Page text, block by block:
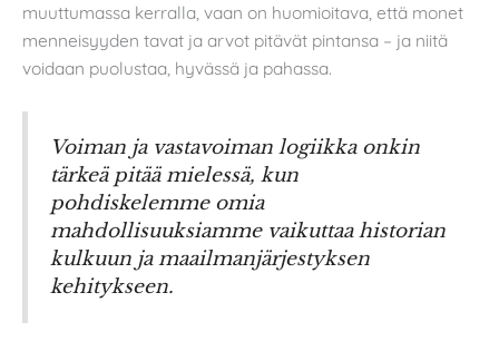
muuttumassa kerralla, vaan on huomioitava, että monet
menneisyyden tavat ja arvot pitävät pintansa – ja niitä
voidaan puolustaa, hyvässä ja pahassa.
Voiman ja vastavoiman logiikka onkin
tärkeä pitää mielessä, kun
pohdiskelemme omia
mahdollisuuksiamme vaikuttaa historian
kulkuun ja maailmanjärjestyksen
kehitykseen.